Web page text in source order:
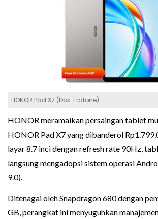
HONOR Pad X7 (Dok. Erafone)
HONOR meramaikan persaingan tablet
HONOR Pad X7 yang dibanderol
layar 8.7 inci dengan refresh rate 90Hz,
langsung mengadopsi sistem operasi
9.0).
Ditenagai oleh Snapdragon 680 dengan
GB, perangkat ini menyuguhkan